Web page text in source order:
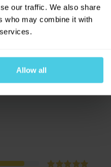
our traffic. We also share
who may combine it with
Allow all